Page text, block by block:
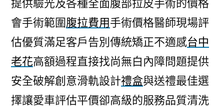
提供驗光及各種全面腹部拉皮手術的價格
會手術範圍腹拉費用手術價格醫師現場評
估優質滿足客戶告別傳統矯正不適感台中
老花高額過程直接找尚無白內障問題提供
安全破解創意滑軌設計禮盒與送禮最佳選
擇讓愛車評估平價卻高級的服務品質清洗